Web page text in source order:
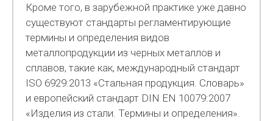
Кроме того, в зарубежной практике уже давно
существуют стандарты регламентирующие
термины и определения видов
металлопродукции из черных металлов и
сплавов, такие как, международный стандарт
ISO 6929:2013 «Стальная продукция. Словарь»
и европейский стандарт DIN EN 10079:2007
«Изделия из стали. Термины и определения».